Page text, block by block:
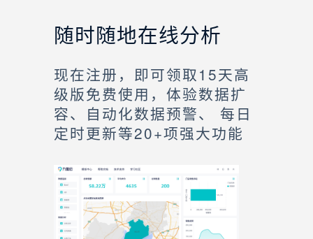
随时随地在线分析
现在注册，即可领取15天高
级版免费使用，体验数据扩
容、自动化数据预警、 每日
定时更新等20+项强大功能